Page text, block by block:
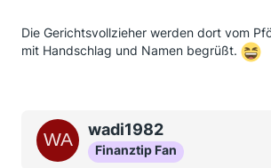
Die Gerichtsvollzieher werden dort vom
mit Handschlag und Namen begrüßt.
wadi1982
Finanztip Fan